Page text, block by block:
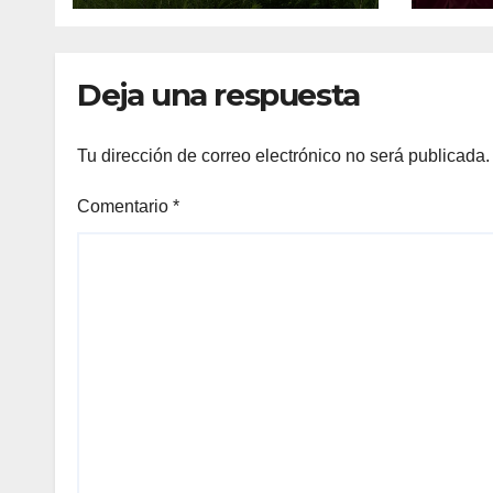
de Reforestación
Deja una respuesta
Tu dirección de correo electrónico no será publicada.
Comentario *